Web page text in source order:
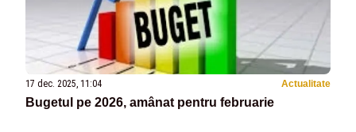
17 dec. 2025, 11:04 Actualitate
Bugetul pe 2026, amânat pentru februarie